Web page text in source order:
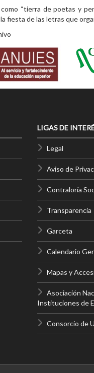
“tierra de poetas y
fiesta de las letras que
LIGAS DE
Legal
Aviso de
Contraloría
Transparencia
Garceta
Calendario
Mapas y
Asociación
Instituciones de
Consorcio de